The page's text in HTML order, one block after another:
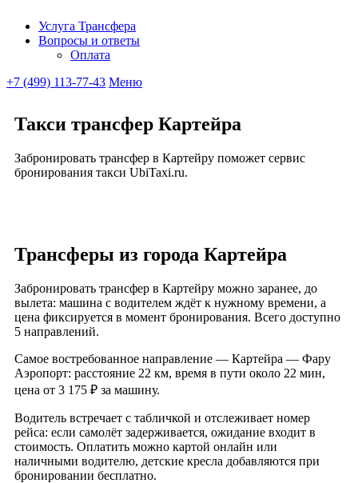
Ubitaxi
Услуга Трансфера
Вопросы и ответы
Оплата
+7 (499) 113-77-43 Меню
Такси трансфер Картейра
Забронировать трансфер в Картейру поможет сервис
бронирования такси UbiTaxi.ru.
Трансферы из города Картейра
Забронировать трансфер в Картейру можно заранее, до
вылета: машина с водителем ждёт к нужному времени, а
цена фиксируется в момент бронирования. Всего доступно
5 направлений.
Самое востребованное направление — Картейра — Фару
Аэропорт: расстояние 22 км, время в пути около 22 мин,
цена от 3 175 ₽ за машину.
Водитель встречает с табличкой и отслеживает номер
рейса: если самолёт задерживается, ожидание входит в
стоимость. Оплатить можно картой онлайн или
наличными водителю, детские кресла добавляются при
бронировании бесплатно.